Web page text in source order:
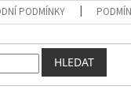
PODMÍNKY
HLEDAT